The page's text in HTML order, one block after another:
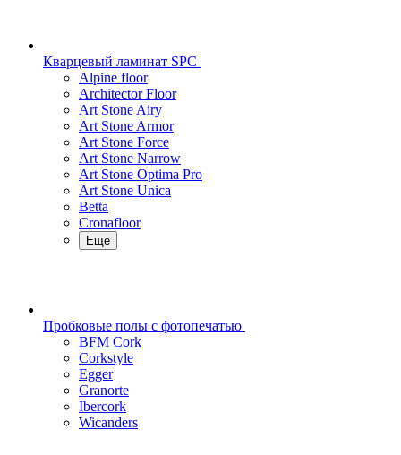
Кварцевый ламинат SPC
Alpine floor
Architector Floor
Art Stone Airy
Art Stone Armor
Art Stone Force
Art Stone Narrow
Art Stone Optima Pro
Art Stone Unica
Betta
Cronafloor
Еще
Пробковые полы с фотопечатью
BFM Cork
Corkstyle
Egger
Granorte
Ibercork
Wicanders